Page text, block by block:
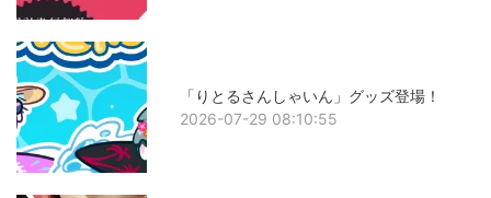
「りとるさんしゃいん」グッズ登場！
2026-07-29 08:10:55